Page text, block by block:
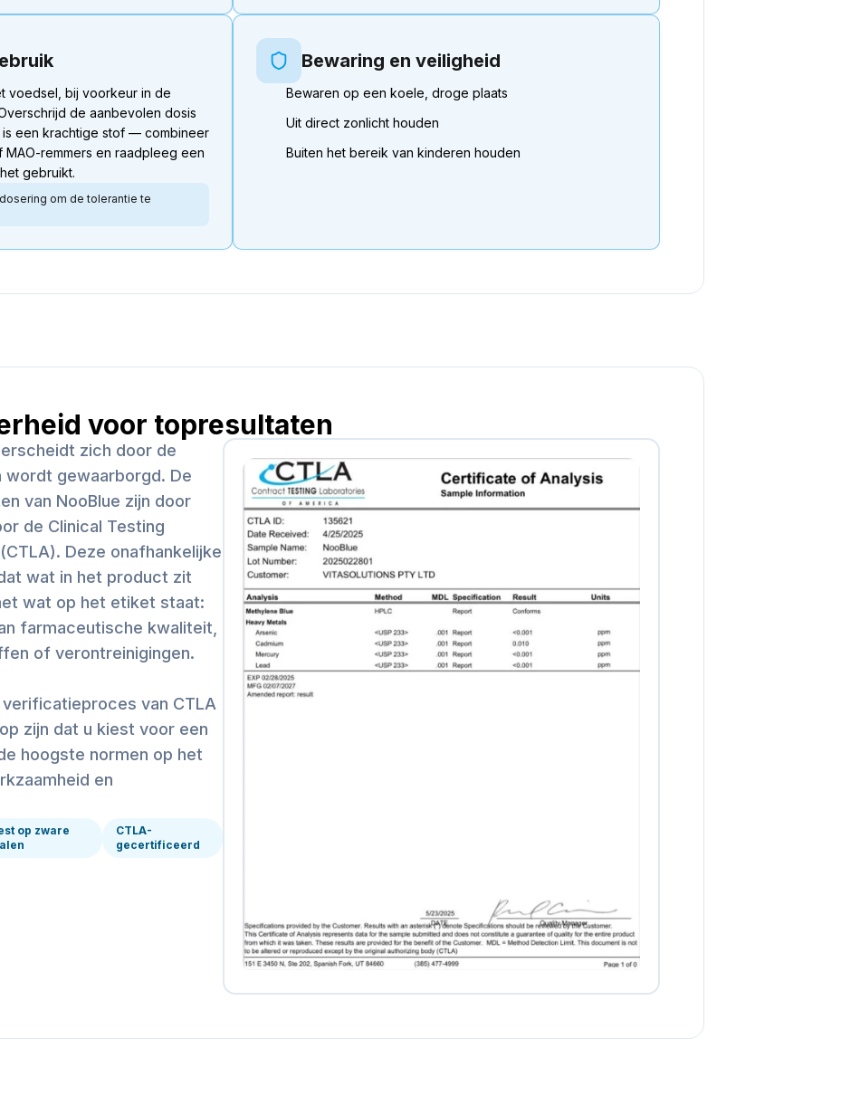
voedsel, bij voorkeur in de
de aanbevolen dosis
is een krachtige stof — combineer
MAO-remmers en raadpleeg een
gebruikt.
om de tolerantie te
Bewaring en veiligheid
Bewaren op een koele, droge plaats
Uit direct zonlicht houden
Buiten het bereik van kinderen houden
voor topresultaten
zich door de
gewaarborgd. De
van NooBlue zijn door
de Clinical Testing
Deze onafhankelijke
wat in het product zit
wat op het etiket staat:
farmaceutische kwaliteit,
of verontreinigingen.
van CTLA
zijn dat u kiest voor een
hoogste normen op het
en
op zware
CTLA-
gecertificeerd